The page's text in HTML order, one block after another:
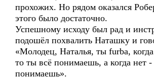
прохожих. Но рядом оказался
этого было достаточно.
Успешному исходу был рад и
подошёл похвалить Наташку и
«Молодец, Наталья, ты furba,
то ты всё понимаешь, а когда нет -
понимаешь».